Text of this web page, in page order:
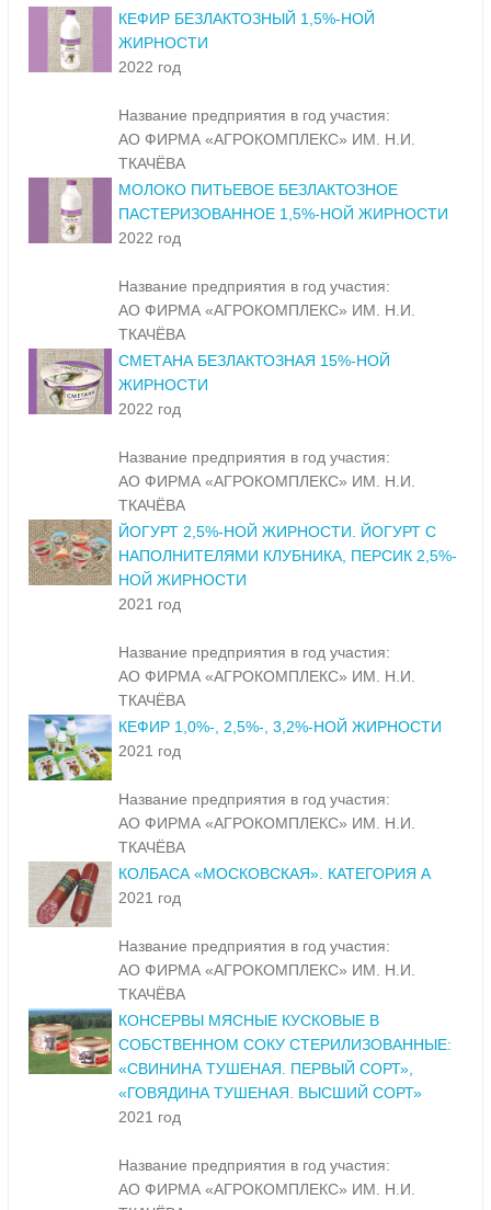
КЕФИР БЕЗЛАКТОЗНЫЙ 1,5%-НОЙ
ЖИРНОСТИ
2022 год
Название предприятия в год участия:
АО ФИРМА «АГРОКОМПЛЕКС» ИМ. Н.И.
ТКАЧЁВА
МОЛОКО ПИТЬЕВОЕ БЕЗЛАКТОЗНОЕ
ПАСТЕРИЗОВАННОЕ 1,5%-НОЙ ЖИРНОСТИ
2022 год
Название предприятия в год участия:
АО ФИРМА «АГРОКОМПЛЕКС» ИМ. Н.И.
ТКАЧЁВА
СМЕТАНА БЕЗЛАКТОЗНАЯ 15%-НОЙ
ЖИРНОСТИ
2022 год
Название предприятия в год участия:
АО ФИРМА «АГРОКОМПЛЕКС» ИМ. Н.И.
ТКАЧЁВА
ЙОГУРТ 2,5%-НОЙ ЖИРНОСТИ. ЙОГУРТ С
НАПОЛНИТЕЛЯМИ КЛУБНИКА, ПЕРСИК 2,5%-
НОЙ ЖИРНОСТИ
2021 год
Название предприятия в год участия:
АО ФИРМА «АГРОКОМПЛЕКС» ИМ. Н.И.
ТКАЧЁВА
КЕФИР 1,0%-, 2,5%-, 3,2%-НОЙ ЖИРНОСТИ
2021 год
Название предприятия в год участия:
АО ФИРМА «АГРОКОМПЛЕКС» ИМ. Н.И.
ТКАЧЁВА
КОЛБАСА «МОСКОВСКАЯ». КАТЕГОРИЯ А
2021 год
Название предприятия в год участия:
АО ФИРМА «АГРОКОМПЛЕКС» ИМ. Н.И.
ТКАЧЁВА
КОНСЕРВЫ МЯСНЫЕ КУСКОВЫЕ В
СОБСТВЕННОМ СОКУ СТЕРИЛИЗОВАННЫЕ:
«СВИНИНА ТУШЕНАЯ. ПЕРВЫЙ СОРТ»,
«ГОВЯДИНА ТУШЕНАЯ. ВЫСШИЙ СОРТ»
2021 год
Название предприятия в год участия:
АО ФИРМА «АГРОКОМПЛЕКС» ИМ. Н.И.